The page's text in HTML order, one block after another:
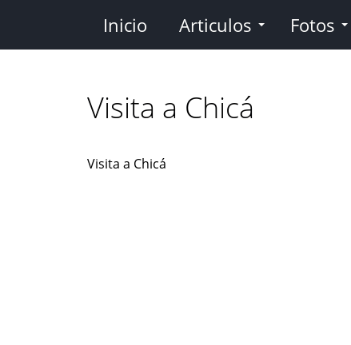
contenido
Inicio Articulos Fotos
Visita a Chicá
Visita a Chicá